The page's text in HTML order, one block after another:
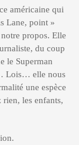
américaine qui
Lane, point »
propos. Elle
du coup
le Superman
Lois… elle nous
une espèce
rien, les enfants,